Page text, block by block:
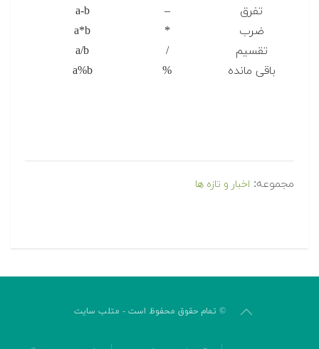
تفرق
–
a-b
ضرب
*
a*b
تقسیم
/
a/b
باقی مانده
%
a%b
مجموعه: اخبار و تازه ها
© تمام حقوق محفوظ است - متلب سایت